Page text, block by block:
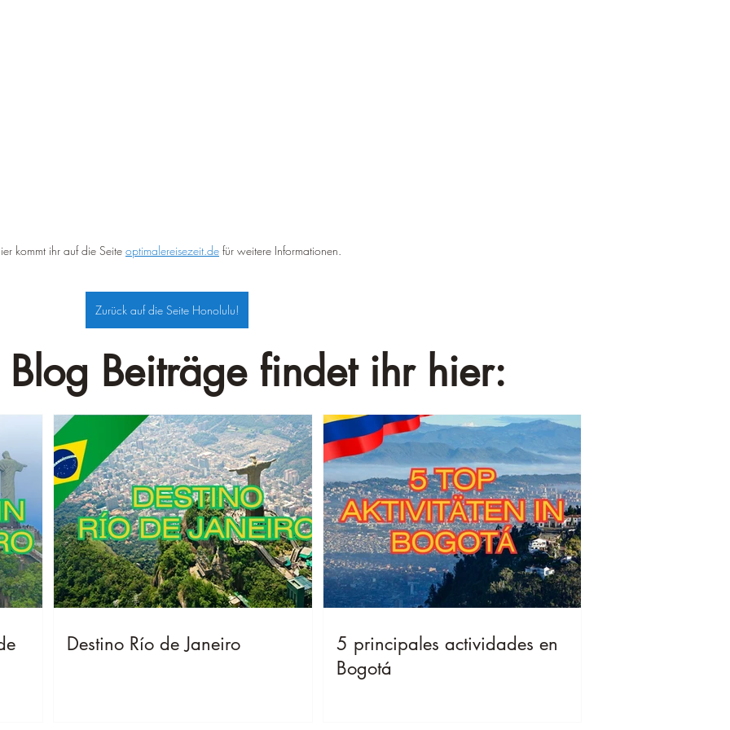
kommt ihr auf die Seite optimalereisezeit.de für weitere Informationen.
Zurück auf die Seite Honolulu!
Beiträge findet ihr hier:
Destino Río de Janeiro
5 principales actividades en
Bogotá